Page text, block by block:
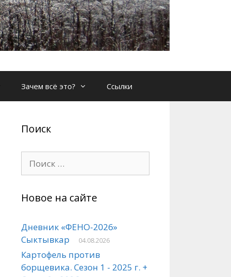
Зачем всё это? Ссылки
Поиск
Новое на сайте
Дневник «ФЕНО-2026»
Сыктывкар
04.08.2026
Картофель против
борщевика. Сезон 1 - 2025 г. +